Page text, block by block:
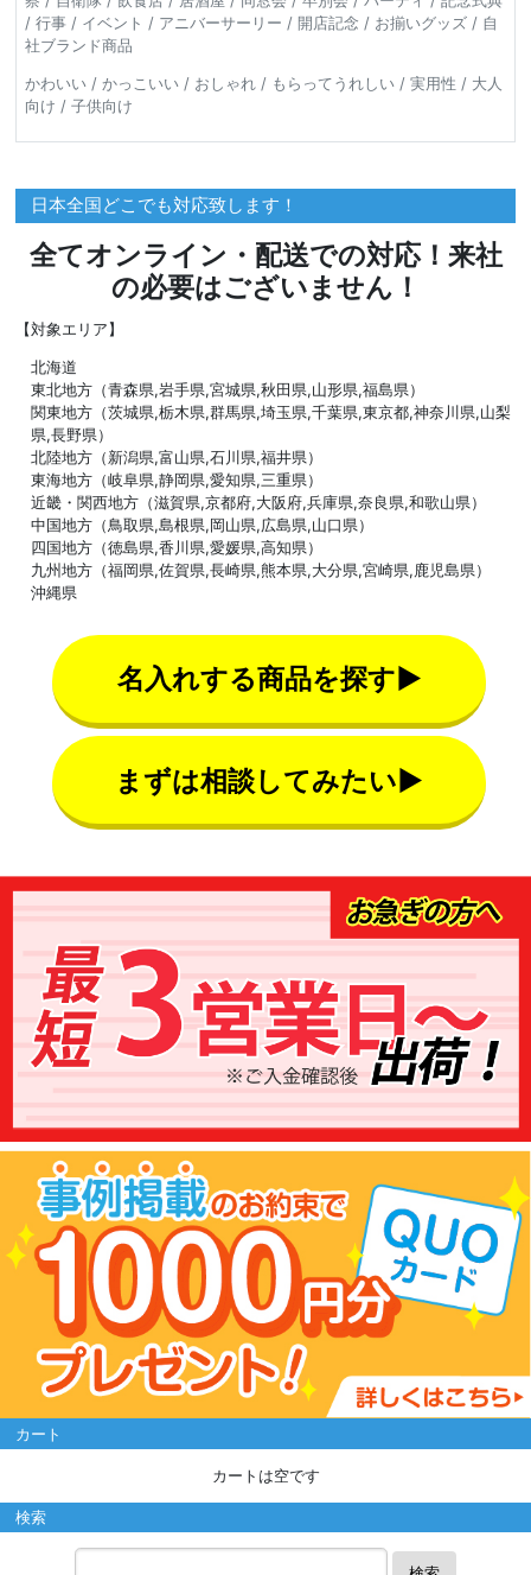
/ 行事 / イベント / アニバーサーリー / 開店記念 / お揃いグッズ / 自
社ブランド商品
かわいい / かっこいい / おしゃれ / もらってうれしい / 実用性 / 大人
向け / 子供向け
日本全国どこでも対応致します！
全てオンライン・配送での対応！来社
の必要はございません！
【対象エリア】
北海道
東北地方（青森県,岩手県,宮城県,秋田県,山形県,福島県）
関東地方（茨城県,栃木県,群馬県,埼玉県,千葉県,東京都,神奈川県,山梨
県,長野県）
北陸地方（新潟県,富山県,石川県,福井県）
東海地方（岐阜県,静岡県,愛知県,三重県）
近畿・関西地方（滋賀県,京都府,大阪府,兵庫県,奈良県,和歌山県）
中国地方（鳥取県,島根県,岡山県,広島県,山口県）
四国地方（徳島県,香川県,愛媛県,高知県）
九州地方（福岡県,佐賀県,長崎県,熊本県,大分県,宮崎県,鹿児島県）
沖縄県
名入れする商品を探す▶
まずは相談してみたい▶
カート
カートは空です
検索